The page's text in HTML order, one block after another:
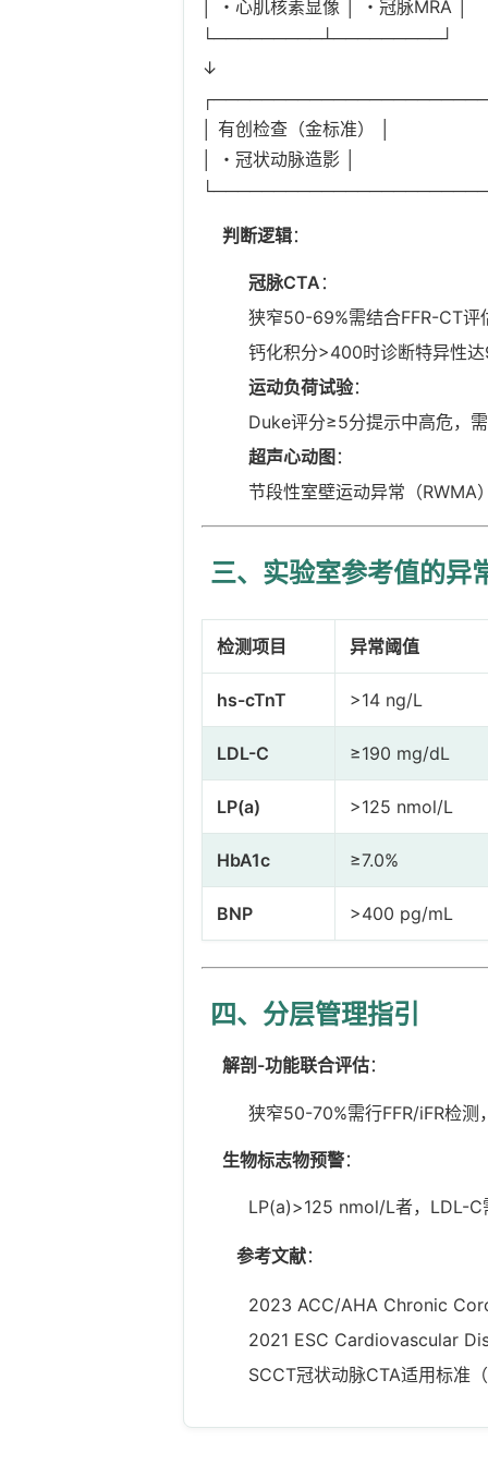
│ ・心肌核素显像 │ ・冠脉MRA │
└─────────┴─────────┘
↓
│ 有创检查（金标准） │
│ ・冠状动脉造影 │
判断逻辑：
冠脉CTA ：
狭窄50-69%需结合FFR-CT
钙化积分>400时诊断特异性
运动负荷试验：
Duke评分≥5分提示中高危，
超声心动图 ：
节段性室壁运动异常（RWMA
三、实验室参考值的异
检测项目 异常阈值
hs-cTnT >14 ng/L
LDL-C ≥190 mg/dL
LP(a) >125 nmol/L
HbA1c ≥7.0%
BNP >400 pg/mL
四、分层管理指引
解剖-功能联合评估：
狭窄50-70%需行FFR/iFR检
生物标志物预警：
LP(a)>125 nmol/L者，LDL-
参考文献：
2023 ACC/AHA Chronic
2021 ESC Cardiovascular
SCCT冠状动脉CTA适用标准